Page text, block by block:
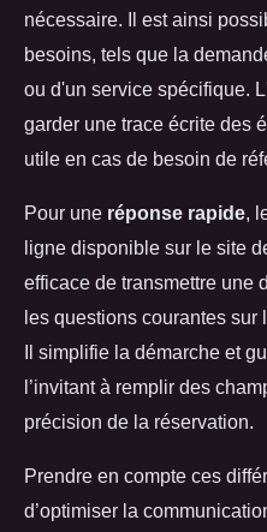
nécessaire. Il est ainsi
besoins, tels que la
ou d'un service spécifique.
garder une trace écrite des
utile en cas de besoin de
Pour une réponse rapide ,
ligne disponible sur le site
efficace de transmettre une
les questions courantes sur
Il simplifie la démarche et
l’invitant à remplir des
précision de la réservation.
Prendre en compte ces
d’optimiser la